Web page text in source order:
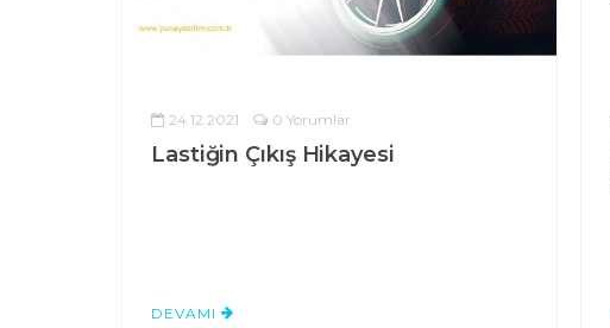
24.12.2021 0 Yorumlar
Lastiğin Çıkış Hikayesi
DEVAMI